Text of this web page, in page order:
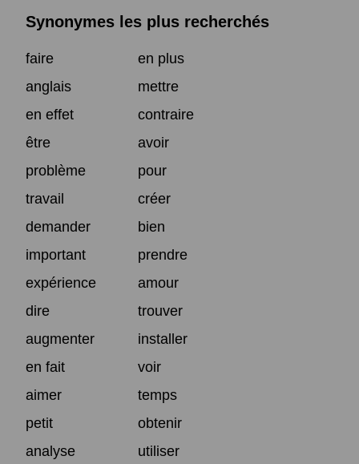
Synonymes les plus recherchés
faire
en plus
anglais
mettre
en effet
contraire
être
avoir
problème
pour
travail
créer
demander
bien
important
prendre
expérience
amour
dire
trouver
augmenter
installer
en fait
voir
aimer
temps
petit
obtenir
analyse
utiliser